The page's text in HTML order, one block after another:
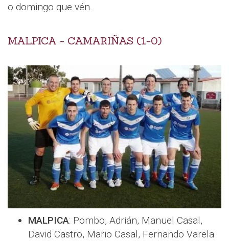
o domingo que vén.
MALPICA - CAMARIÑAS (1-0)
MALPICA: Pombo, Adrián, Manuel Casal,
David Castro, Mario Casal, Fernando Varela